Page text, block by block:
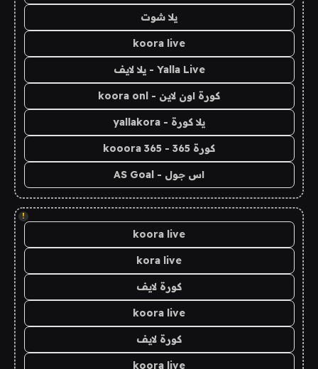
يلا شوت
koora live
Yalla Live - يلا لايف
كورة اون لاين - koora onl
يلا كورة - yallakora
كورة 365 - kooora 365
اس جول - AS Goal
!
koora live
kora live
كورة لايف
koora live
كورة لايف
koora live